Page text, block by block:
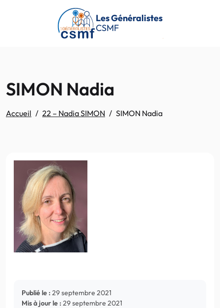
Passer au contenu principal
Les Généralistes
CSMF
SIMON Nadia
Accueil 22 – Nadia SIMON SIMON Nadia
Publié le : 29 septembre 2021
Mis à jour le : 29 septembre 2021